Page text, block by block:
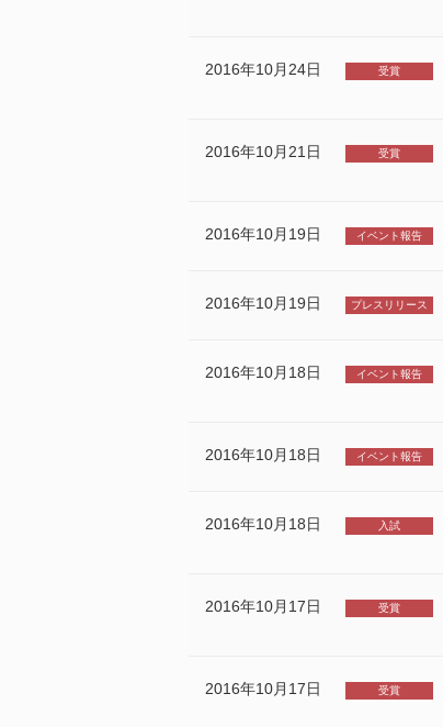
2016年10月24日 受賞
2016年10月21日 受賞
2016年10月19日 イベント報告
2016年10月19日 プレスリリース
2016年10月18日 イベント報告
2016年10月18日 イベント報告
2016年10月18日 入試
2016年10月17日 受賞
2016年10月17日 受賞